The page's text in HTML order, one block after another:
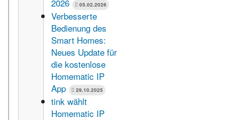
2026
05.02.2026
Verbesserte
Bedienung des
Smart Homes:
Neues Update für
die kostenlose
Homematic IP
App
29.10.2025
tink wählt
Homematic IP